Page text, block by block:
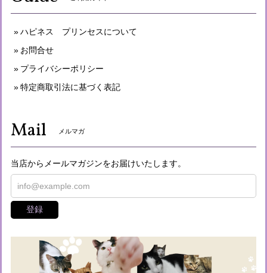
ハピネス プリンセスについて
お問合せ
プライバシーポリシー
特定商取引法に基づく表記
Mail メルマガ
当店からメールマガジンをお届けいたします。
登録